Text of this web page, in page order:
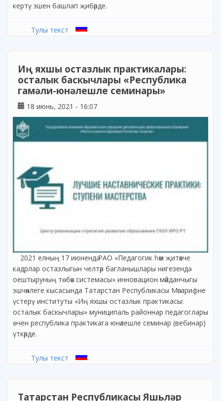
кертү эшен башлап җибәрде.
Тулы текст
Иң яхшы остазлык практикалары:
осталык баскычлары «Республика
гамәли-юнәлешле семинары»
18 июнь, 2021 - 16:07
2021 елның 17 июнендә РАО «Педагогик һәм җитәкче
кадрлар остазлыгын челтәр багланышлары нигезендә
оештыруның төбәк системасы» инновацион мәйданчыгы
эшчәнлеге кысасында Татарстан Республикасы Мәгарифне
үстерү институты «Иң яхшы остазлык практикасы:
осталык баскычлары» муниципаль районнар педагоглары
өчен республика практикага юнәлешле семинар (вебинар)
үткәрде.
Тулы текст
Татарстан Республикасы Яшьләр